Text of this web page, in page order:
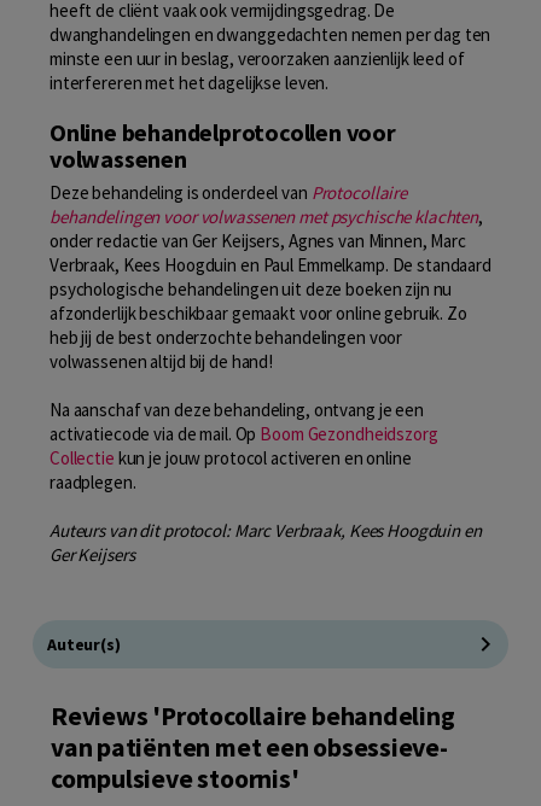
heeft de cliënt vaak ook vermijdingsgedrag. De
dwanghandelingen en dwanggedachten nemen per dag ten
minste een uur in beslag, veroorzaken aanzienlijk leed of
interfereren met het dagelijkse leven.
Online behandelprotocollen voor
volwassenen
Deze behandeling is onderdeel van Protocollaire
behandelingen voor volwassenen met psychische klachten,
onder redactie van Ger Keijsers, Agnes van Minnen, Marc
Verbraak, Kees Hoogduin en Paul Emmelkamp. De standaard
psychologische behandelingen uit deze boeken zijn nu
afzonderlijk beschikbaar gemaakt voor online gebruik. Zo
heb jij de best onderzochte behandelingen voor
volwassenen altijd bij de hand!
Na aanschaf van deze behandeling, ontvang je een
activatiecode via de mail. Op Boom Gezondheidszorg
Collectie kun je jouw protocol activeren en online
raadplegen.
Auteurs van dit protocol: Marc Verbraak, Kees Hoogduin en
Ger Keijsers
Auteur(s)
Reviews 'Protocollaire behandeling
van patiënten met een obsessieve-
compulsieve stoornis'